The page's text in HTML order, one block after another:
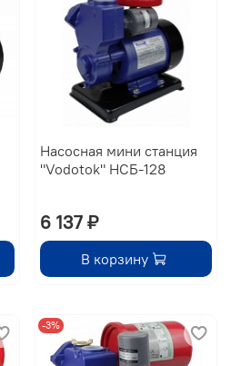
Насосная мини станция
"Vodotok" НСБ-128
6 137 ₽
В корзину
-3%